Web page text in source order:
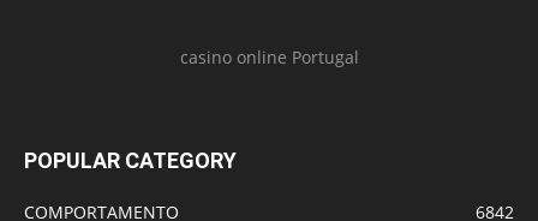
casino online Portugal
POPULAR CATEGORY
COMPORTAMENTO
6842